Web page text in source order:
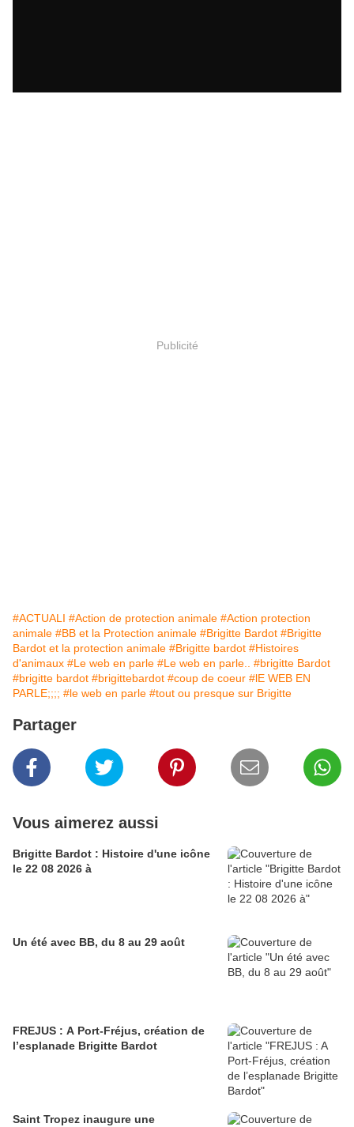
Publicité
#ACTUALI #Action de protection animale #Action protection
animale #BB et la Protection animale #Brigitte Bardot #Brigitte
Bardot et la protection animale #Brigitte bardot #Histoires
d'animaux #Le web en parle #Le web en parle..
#brigitte Bardot
#brigitte bardot #brigittebardot #coup de coeur #lE WEB EN
PARLE;;;; #le web en parle #tout ou presque sur Brigitte
Partager
Vous aimerez aussi
Brigitte Bardot : Histoire d'une icône
le 22 08 2026 à
Un été avec BB, du 8 au 29 août
FREJUS : A Port-Fréjus, création de
l’esplanade Brigitte Bardot
Saint Tropez inaugure une